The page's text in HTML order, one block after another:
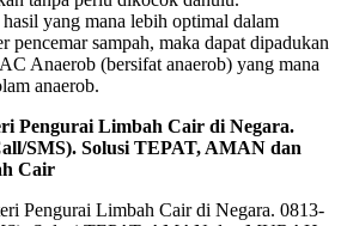
yang mana lebih optimal dalam
pencemar sampah, maka dapat dipadukan
Anaerob (bersifat anaerob) yang mana
anaerob.
Pengurai Limbah Cair di Negara.
SMS). Solusi TEPAT, AMAN dan
Cair